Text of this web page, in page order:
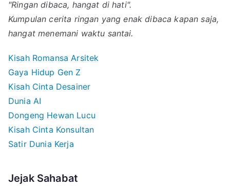
"Ringan dibaca, hangat di hati".
Kumpulan cerita ringan yang enak dibaca kapan saja,
hangat menemani waktu santai.
Kisah Romansa Arsitek
Gaya Hidup Gen Z
Kisah Cinta Desainer
Dunia AI
Dongeng Hewan Lucu
Kisah Cinta Konsultan
Satir Dunia Kerja
Jejak Sahabat